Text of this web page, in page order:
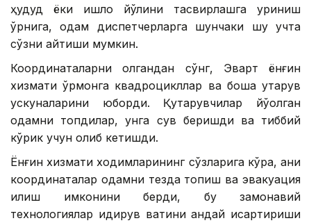
ҳудуд ёки қишлоқ йўлини тасвирлашга уриниш
ўрнига, одам диспетчерларга шунчаки шу учта
сўзни айтиши мумкин.
Координаталарни олгандан сўнг, Эварт ёнғин
хизмати ўрмонга квадроцикллар ва бошқа қутқарув
ускуналарини юборди. Қутқарувчилар йўқолган
одамни топдилар, унга сув беришди ва тиббий
кўрик учун олиб кетишди.
Ёнғин хизмати ходимларининг сўзларига кўра, аниқ
координаталар одамни тезда топиш ва эвакуация
қилиш имконини берди, бу замонавий
технологиялар қидирув вақтини қандай қисқартириши